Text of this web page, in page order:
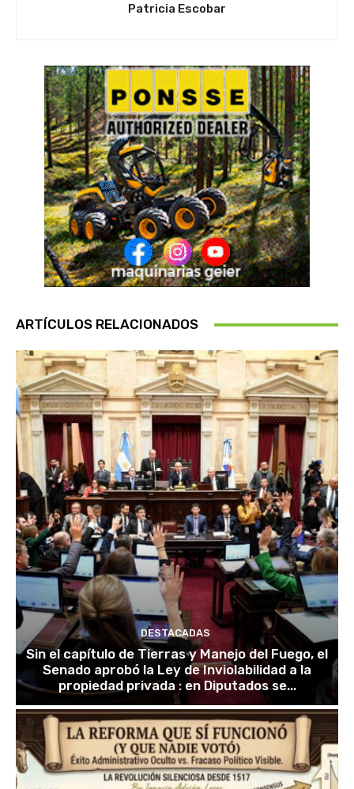
Patricia Escobar
ARTÍCULOS RELACIONADOS
DESTACADAS
Sin el capítulo de Tierras y Manejo del Fuego, el
Senado aprobó la Ley de Inviolabilidad a la
propiedad privada : en Diputados se...